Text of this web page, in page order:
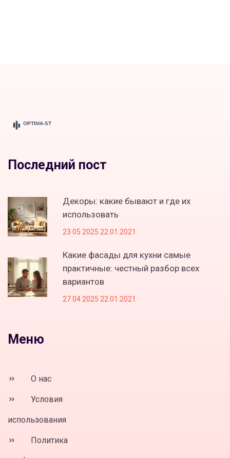
Последний пост
Декоры: какие бывают и где их
использовать
23 05 2025 22.01.2021
Какие фасады для кухни самые
практичные: честный разбор всех
вариантов
27 04 2025 22.01.2021
Меню
О нас
Условия
использования
Политика